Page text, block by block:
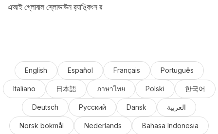
এআই গ্লোবাল স্লোডাউন র‍্যাঙ্কিংস র‌‍‍‍‍‍‍‍‍‍‍‍‍‍‍‍‍‍‍‍‍‍‍‍‍‍‍‍‍‍‍‍‍‍‍‍‍‍‍‍‍‍‍‍‍‍‍‍‍‍‍‍‍‍‍‍‍‍‍‍‍‍‍‍‍‍‍‍‍‍‍‍‍‍‍‍‍‍‍‍‍‍‍‍‍‍‍‍‍‍‍‍‍‍‍‍‍‍‍‍‍‍‍‍‍‍‍‍‍‍‍‍‍‍‍‍‍‍‍‍‍‍‍‍‍‍‍‍‍‍‍‍‍‍‍‍‍‍‍‍‍‍‍‍‍‍‍‍‍‍‍‍‍‍‍‍‍‍‍‍‍‍‍‍‍‍‍‍‍‍‍‍‍‍‍‍‍‍‍‍‍‍‍‍‍‍‍‍‍‍‍‍‍‍‍‍‍‍‍‍‍‍‍‍‍‍‍‍‍‍‍‍‍‍‍‍‍‍‍‍‍‍‍‍‍‍‍‍‍‍‍‍‍‍‍‍‍‍‍‍‍‍‍‍‍‍‍‍‍‍‍‍‍‍‍‍‍‍‍‍‍‍‍‍‍‍‍‍‍‍‍‍‍‍‍‍‍‍‍‍‍‍‍‍‍‍‍‍‍‍‍‍‍‍‍‍‍‍‍‍‍‍‍‍‍‍‍‍‍‍‍‍‍‍‍‍‍‍‍‍‍‍‍‍‍‍‍‍‍‍‍‍‍‍‍‍‍‍‍‍‍‍‍‍‍‍‍‍‍‍‍‍‍‍‍‍‍‍‍‍‍‍‍‍‍‍‍‍‍‍‍‍‍‍‍‍‍‍‍‍‍‍‍‍‍‍‍‍‍‍‍‍‍‍‍‍‍‍‍‍‍‍‍‍‍‍‍‍‍‍‍‍‍‍‍‍‍‍‍‍‍‍‍‍‍‍‍‍‍‍‍‍‍‍‍‍‍‍‍‍‍‍‍‍‍‍‍‍‍‍‍‍‍‍‍‍‍‍‍‍‍‍‍‍‍‍‍‍‍‍‍‍‍‍‍‍‍‍‍‍‍‍‍‍‍‍‍‍‍‍‍‍‍‍‍‍‍‍‍‍‍‍‍‍‍‍‍‍‍‍‍‍‍‍‍‍‍‍‍‍‍‍‍‍‍‍‍‍‍‍‍‍‍‍‍‍‍‍‍‍‍‍‍‍‍‍‍‍‍‍‍‍‍‍‍‍‍‍‍‍‍‍‍‍‍‍‍‍‍‍‍‍‍‍‍‍‍‍‍‍‍‍‍‍‍‍‍‍‍‍‍‍‍‍‍‍‍‍‍‍‍‍‍‍‍‍‍‍‍‍‍‍‍‍‍‍‍‍‍‍‍‍‍‍‍‍‍‍‍‍‍‍‍‍‍‍‍‍‍‍‍‍‍‍‍‍‍‍‍‍‍‍‍‍‍‍‍‍‍‍‍‍‍‍‍‍‍‍‍‍‍‍‍‍‍‍‍‍‍‍‍‍‍‍‍‍‍‍‍‍‍‍‍‍‍‍‍‍‍‍‍‍‍‍‍‍‍‍‍‍‍‍‍‍‍‍‍‍‍‍‍‍‍‍‍‍‍‍‍‍‍‍‍‍‍‍‍‍‍‍‍‍‍‍‍‍‍‍‍‍‍‍‍‍‍‍‍‍‍‍‍‍‍‍‍‍‍‍‍‍‍‍‍‍‍‍‍‍‍‍‍‍‍‍‍‍‍‍‍‍‍‍‍‍‍‍‍‍‍‍‍‍‍‍‍‍‍‍‍‍‍‍‍‍‍‍‍‍‍‍‍‍‍‍‍‍‍‍‍‍‍‍‍‍‍‍‍‍‍‍‍‍‍‍‍‍‍‍‍‍‍‍‍‍‍‍‍‍‍‍‍‍‍‍‍‍‍‍‍‍‍‍‍‍‍‍‍‍‍‍‍‍‍‍‍‍‍‍‍‍‍‍‍‍‍‍‍‍‍‍‍‍‍‍‍‍‍‍‍‍‍‍‍‍‍‍‍‍‍‍‍‍‍‍‍‍‍‍‍‍‍‍‍‍‍‍‍‍‍‍‍‍‍‍‍‍‍‍‍‍‍‍‍‍‍‍‍‍‍‍‍‍‍‍‍‍‍‍‍‍‍‍‍‍‍‍‍‍‍‍‍‍‍‍‍‍‍‍‍‍‍‍‍‍‍‍‍‍‍‍‍‍‍‍‍‍‍‍‍‍‍‍‍‍‍‍‍‍‍‍‍‍‍‍‍‍‍‍‍‍‍‍‍‍‍‍‍‍‍‍‍‍‍‍‍‍‍‍‍‍‍‍‍‍‍‍‍‍‍‍‍‍‍‍‍‍‍‍‍‍‍‍‍‍‍‍‍‍‍‍‍‍‍‍‍‍‍‍‍‍‍‍‍‍‍‍‍‍‍‍‍‍‍‍‍‍‍‍‍‍‍‍‍‍‍‍‍‍‍‍‍‍‍‍‍‍‍‍‍‍‍‍‍‍‍‍‍‍‍‍‍‍‍‍‍‍‍‍‍‍‍‍‍‍‍‍‍‍‍‍‍‍‍‍‍‍‍‍‍‍‍‍‍‍‍‍‍‍‍‍‍‍‍‍‍‍‍‍‍‍‍‍‍‍‍‍‍‍‍‍‍‍‍‍‍‍‍‍‍‍‍‍‍‍‍‍‍‍‍‍‍‍‍‍‍‍‍‍‍‍‍‍‍‍‍‍‍‍‍‍‍‍‍‍‍‍‍‍‍‍‍‍‍‍‍‍‍‍‍‍‍‍‍‍‍‍‍‍‍‍‍‍‍‍‍‍‍‍‍‍‍‍‍‍‍‍‍‍‍‍‍‍‍‍‍‍‍‍‍‍‍‍‍‍‍‍‍‍‍‍‍‍‍‍‍‍‍‍‍‍‍‍‍‍‍‍‍‍‍‍‍‍‍‍‍‍‍‍‍‍‍‍‍‍‍‍‍‍‍‍‍‍‍‍‍‍‍‍‍‍‍‍‍‍‍‍‍‍‍‍‍‍‍‍‍‍‍‍‍‍‍‍‍‍‍‍‍‍‍‍‍‍‍‍‍‍‍‍‍‍‍‍‍‍‍‍‍‍‍‍‍‍‍‍‍‍‍‍‍‍‍‍‍‍‍‍‍‍‍‍‍‍‍‍‍‍‍‍‍‍‍‍‍‍‍‍‍‍‍‍‍‍‍‍‍‍‍‍‍‍‍‍‍‍‍‍‍‍‍‍‍‍‍‍‍‍‍‍‍‍‍‍‍‍‍‍‍‍‍‍‍‍‍‍‍‍‍‍‍‍‍‍‍‍‍‍‍‍‍‍‍‍‍‍‍‍‍‍‍‍‍‍‍‍‍‍‍‍‍‍‍‍‍‍‍‍‍‍‍‍‍‍‍‍‍‍‍‍‍‍‍‍‍‍‍‍‍‍‍‍‍‍‍‍‍‍‍‍‍‍‍‍‍‍‍‍‍‍‍‍‍‍‍‍‍‍‍‍‍‍‍‍‍‍‍‍‍‍‍‍‍‍‍‍‍‍‍‍‍‍‍‍‍‍‍‍‍‍‍‍‍‍‍‍‍‍‍‍‍‍‍‍‍‍‍‍‍‍‍‍‍‍‍‍‍‍‍‍‍‍‍‍‍‍‍‍‍‍‍‍‍‍‍‍‍‍‍‍‍‍‍‍‍‍‍‍‍‍‍‍‍‍‍‍‍‍‍‍‍‍‍‍‍‍‍‍‍‍‍‍‍‍‍‍‍‍‍‍‍‍‍‍‍‍‍‍‍‍‍‍‍‍‍‍‍‍‍‍‍‍‍‍‍‍‍‍‍‍‍‍‍‍‍‍‍‍‍‍‍‍‍‍‍‍‍‍‍‍‍‍‍‍‍‍‍‍‍‍‍‍‍‍‍‍‍‍‍‍‍‍‍‍‍‍‍‍‍‍‍‍‍‍‍‍‍‍‍‍‍‍‍‍‍‍‍‍‍‍‍‍‍‍‍‍‍‍‍‍‍‍‍‍‍‍‍‍‍‍‍‍‍‍‍‍‍‍‍‍‍‍‍‍‍‍‍‍‍‍‍‍‍‍‍‍‍‍‍‍‍‍‍‍‍‍‍‍‍‍‍‍‍‍‍‍‍‍‍‍‍‍‍‍‍‍‍‍‍‍‍‍‍‍‍‍‍‍‍‍‍‍‍‍‍‍‍‍‍‍‍‍‍‍‍‍‍‍‍‍‍‍‍‍‍‍‍‍‍‍‍‍‍‍‍‍‍‍‍‍‍‍‍‍‍‍‍‍‍‍‍‍‍‍‍‍‍‍‍‍‍‍‍‍‍‍‍‍‍‍‍‍‍‍‍‍‍‍‍‍‍‍‍‍‍‍‍‍‍‍‍‍‍‍‍‍‍‍‍‍‍
English Español Français Português
Italiano 日本語 ภาษาไทย Polski 한국어
Deutsch Русский Dansk العربية
Norsk bokmål Nederlands Bahasa Indonesia